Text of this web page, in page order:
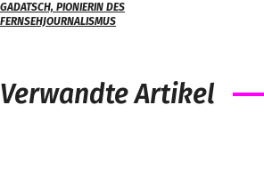
GADATSCH, PIONIERIN DES
FERNSEHJOURNALISMUS
Verwandte Artikel